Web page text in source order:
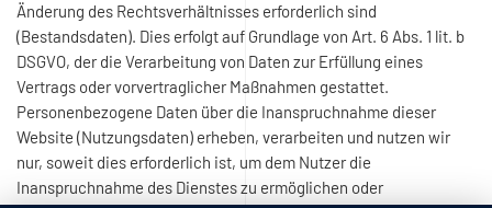
Änderung des Rechtsverhältnisses erforderlich sind
(Bestandsdaten). Dies erfolgt auf Grundlage von Art. 6 Abs. 1 lit. b
DSGVO, der die Verarbeitung von Daten zur Erfüllung eines
Vertrags oder vorvertraglicher Maßnahmen gestattet.
Personenbezogene Daten über die Inanspruchnahme dieser
Website (Nutzungsdaten) erheben, verarbeiten und nutzen wir
nur, soweit dies erforderlich ist, um dem Nutzer die
Inanspruchnahme des Dienstes zu ermöglichen oder